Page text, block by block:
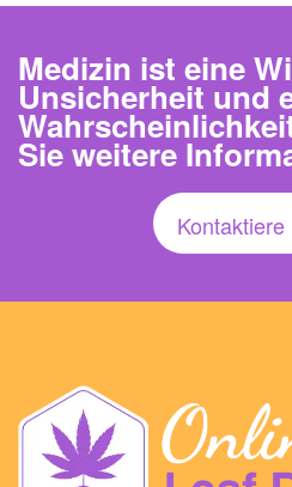
Medizin ist eine
Unsicherheit und
Sie weitere
Kontaktiere